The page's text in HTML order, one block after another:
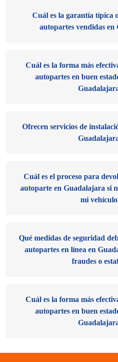
Cuál es la garantía típica
autopartes vendidas en
Cuál es la forma más
autopartes en buen
Ofrecen servicios de
Cuál es el proceso para
autoparte en Guadalajara si
mi
Qué medidas de seguridad
autopartes en línea en
fraudes o
Cuál es la forma más
autopartes en buen